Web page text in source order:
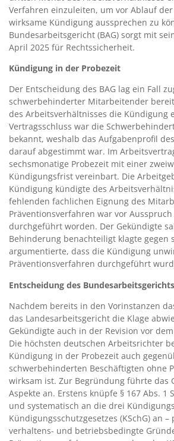
Verfahren einzuleiten, um vor Ablauf
wirksame Kündigung aussprechen zu
Bundesarbeitsgericht (BAG) sorgt mit
April 2025 für Rechtssicherheit.
Kündigung in der Probezeit
Der Entscheidung des BAG lag ein Fall
schwerbehinderter Mitarbeitender
des Arbeitsverhältnisses die Kündigung
Vertragsschluss war die
bekannt, weshalb das Aufgabenprofil
darauf abgestimmt war. Im
sechsmonatige Probezeit mit einer
Kündigungsfrist vereinbart. Die
Kündigung kündigte des
fehlenden fachlichen Eignung des
Präventionsverfahren war vor
durchgeführt worden. Der Gekündigte
Behinderung benachteiligt klagte gegen
argumentierte, dass die Kündigung
Präventionsverfahren durchgeführt
Entscheidung des Bundesarbeitsgerichts
Nachdem bereits in den Vorinstanzen
das Landesarbeitsgericht die Klage
Gekündigte auch in der Revision vor
Die höchsten deutschen Arbeitsrichter
Kündigung in der Probezeit auch
schwerbehinderten Beschäftigten ohne
wirksam ist. Zur Begründung führte das
Aspekte an. Erstens knüpfe § 167 Abs. 1
und systematisch an die drei
Kündigungsschutzgesetzes (KSchG) an –
verhaltens- und betriebsbedingte